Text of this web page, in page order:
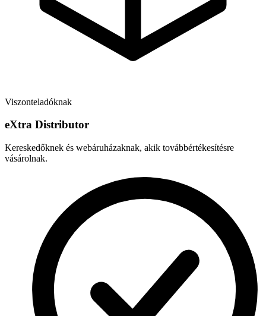
Viszonteladóknak
eXtra Distributor
Kereskedőknek és webáruházaknak, akik továbbértékesítésre
vásárolnak.